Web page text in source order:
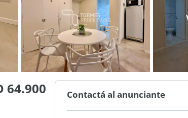
64.900 Contactá al anunciante